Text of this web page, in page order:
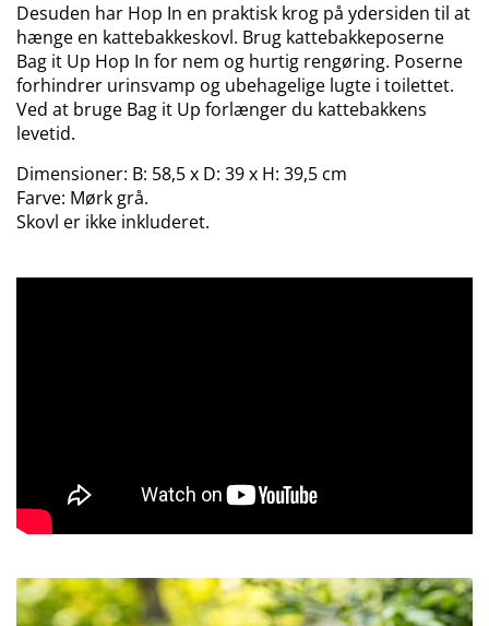
Desuden har Hop In en praktisk krog på ydersiden til at
hænge en kattebakkeskovl. Brug kattebakkeposerne
Bag it Up Hop In for nem og hurtig rengøring. Poserne
forhindrer urinsvamp og ubehagelige lugte i toilettet.
Ved at bruge Bag it Up forlænger du kattebakkens
levetid.
Dimensioner: B: 58,5 x D: 39 x H: 39,5 cm
Farve: Mørk grå.
Skovl er ikke inkluderet.